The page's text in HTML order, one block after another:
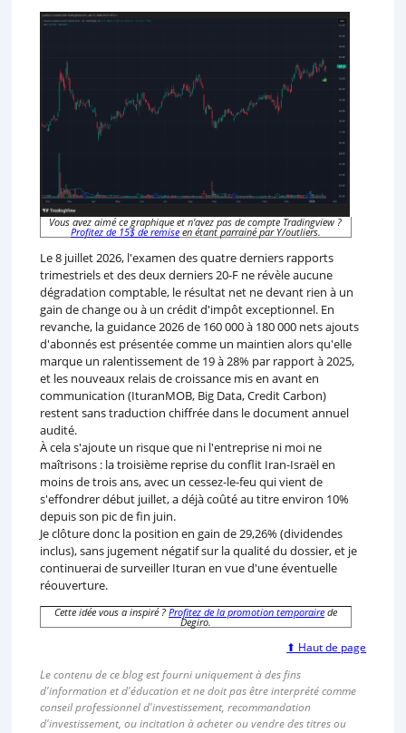
Vous avez aimé ce graphique et n'avez pas de compte Tradingview ?
Profitez de 15$ de remiseen étant parrainé par Y/outliers.
Le 8 juillet 2026, l'examen des quatre derniers rapports
trimestriels et des deux derniers 20-F ne révèle aucune
dégradation comptable, le résultat net ne devant rien à un
gain de change ou à un crédit d'impôt exceptionnel. En
revanche, la guidance 2026 de 160 000 à 180 000 nets ajouts
d'abonnés est présentée comme un maintien alors qu'elle
marque un ralentissement de 19 à 28% par rapport à 2025,
et les nouveaux relais de croissance mis en avant en
communication (IturanMOB, Big Data, Credit Carbon)
restent sans traduction chiffrée dans le document annuel
audité.
À cela s'ajoute un risque que ni l'entreprise ni moi ne
maîtrisons : la troisième reprise du conflit Iran-Israël en
moins de trois ans, avec un cessez-le-feu qui vient de
s'effondrer début juillet, a déjà coûté au titre environ 10%
depuis son pic de fin juin.
Je clôture donc la position en gain de 29,26% (dividendes
inclus), sans jugement négatif sur la qualité du dossier, et je
continuerai de surveiller Ituran en vue d'une éventuelle
réouverture.
Cette idée vous a inspiré ? Profitez de la promotion temporairede
Degiro.
⬆ Haut de page
Le contenu de ce blog est fourni uniquement à des fins
d'information et d'éducation et ne doit pas être interprété comme
conseil professionnel d'investissement, recommandation
d'investissement, ou incitation à acheter ou vendre des titres ou